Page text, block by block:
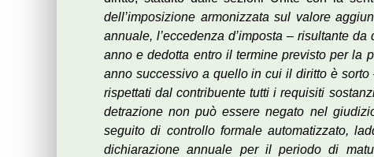
dell’imposizione armonizzata sul valore
annuale, l’eccedenza d’imposta – risultante
anno e dedotta entro il termine previsto per la
anno successivo a quello in cui il diritto è
rispettati dal contribuente tutti i requisiti
detrazione non può essere negato nel
seguito di controllo formale automatizzato,
dichiarazione annuale per il periodo di